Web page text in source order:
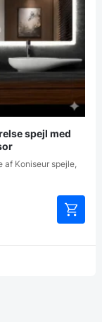
spejl med
af Koniseur spejle,
vare